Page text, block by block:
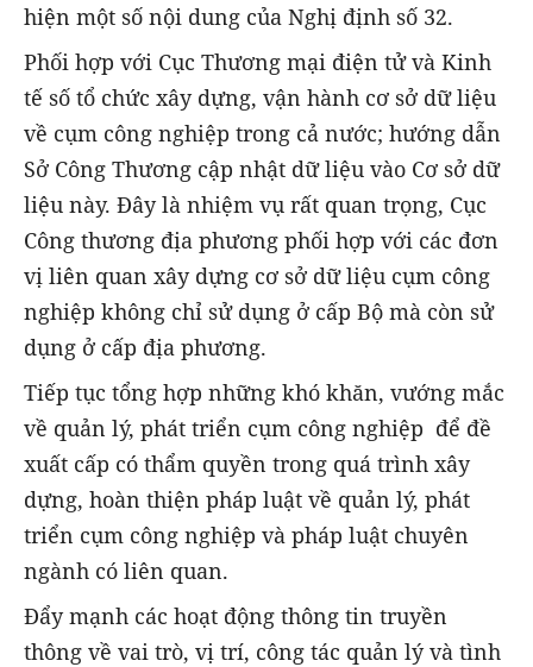
hiện một số nội dung của Nghị định số 32.
Phối hợp với Cục Thương mại điện tử và Kinh
tế số tổ chức xây dựng, vận hành cơ sở dữ liệu
về cụm công nghiệp trong cả nước; hướng dẫn
Sở Công Thương cập nhật dữ liệu vào Cơ sở dữ
liệu này. Đây là nhiệm vụ rất quan trọng, Cục
Công thương địa phương phối hợp với các đơn
vị liên quan xây dựng cơ sở dữ liệu cụm công
nghiệp không chỉ sử dụng ở cấp Bộ mà còn sử
dụng ở cấp địa phương.
Tiếp tục tổng hợp những khó khăn, vướng mắc
về quản lý, phát triển cụm công nghiệp để đề
xuất cấp có thẩm quyền trong quá trình xây
dựng, hoàn thiện pháp luật về quản lý, phát
triển cụm công nghiệp và pháp luật chuyên
ngành có liên quan.
Đẩy mạnh các hoạt động thông tin truyền
thông về vai trò, vị trí, công tác quản lý và tình